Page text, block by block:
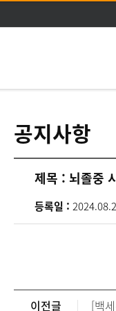
공지사항
제목 : 뇌졸중
등록일 :
이전글
[백